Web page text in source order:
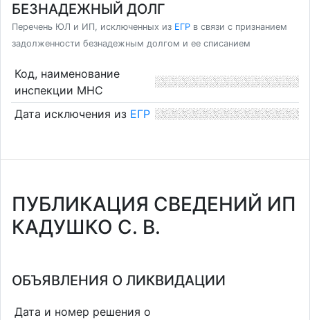
БЕЗНАДЕЖНЫЙ ДОЛГ
Перечень ЮЛ и ИП, исключенных из ЕГР в связи с признанием
задолженности безнадежным долгом и ее списанием
Код, наименование
инспекции МНС
Дата исключения из ЕГР
ПУБЛИКАЦИЯ СВЕДЕНИЙ ИП
КАДУШКО С. В.
ОБЪЯВЛЕНИЯ О ЛИКВИДАЦИИ
Дата и номер решения о